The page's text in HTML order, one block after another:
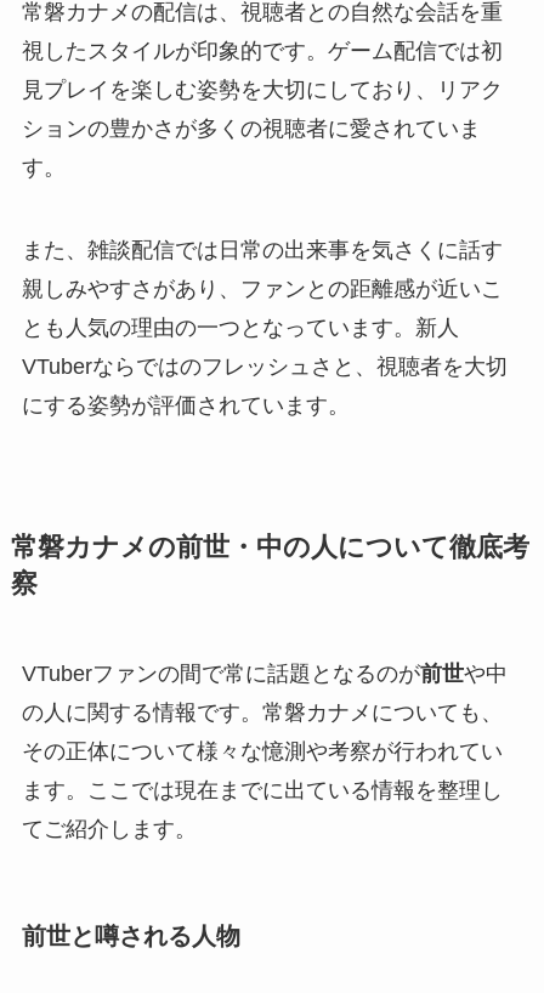
常磐カナメの配信は、視聴者との自然な会話を重
視したスタイルが印象的です。ゲーム配信では初
見プレイを楽しむ姿勢を大切にしており、リアク
ションの豊かさが多くの視聴者に愛されていま
す。
また、雑談配信では日常の出来事を気さくに話す
親しみやすさがあり、ファンとの距離感が近いこ
とも人気の理由の一つとなっています。新人
VTuberならではのフレッシュさと、視聴者を大切
にする姿勢が評価されています。
常磐カナメの前世・中の人について徹底考
察
VTuberファンの間で常に話題となるのが前世や中
の人に関する情報です。常磐カナメについても、
その正体について様々な憶測や考察が行われてい
ます。ここでは現在までに出ている情報を整理し
てご紹介します。
前世と噂される人物